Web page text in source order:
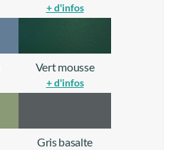
+ d'infos
Vert mousse
+ d'infos
Gris basalte